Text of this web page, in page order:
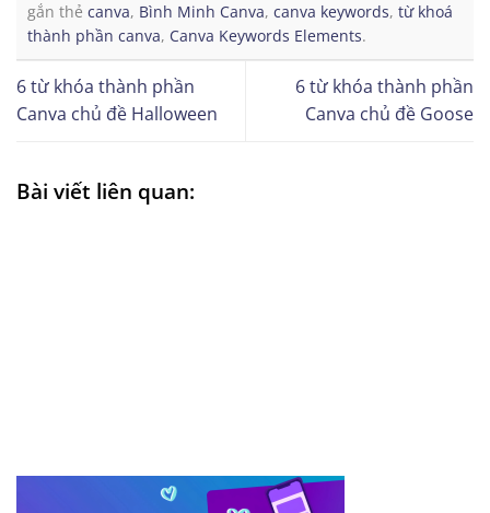
gắn thẻ canva, Bình Minh Canva, canva keywords, từ khoá
thành phần canva, Canva Keywords Elements.
6 từ khóa thành phần
Canva chủ đề Halloween
6 từ khóa thành phần
Canva chủ đề Goose
Bài viết liên quan: